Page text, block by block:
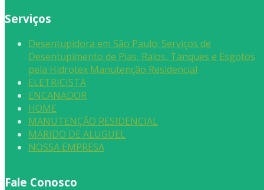
Serviços
Desentupidora em São Paulo: Serviços de
Desentupimento de Pias, Ralos, Tanques e Esgotos
pela Hidrotex Manutenção Residencial
ELETRICISTA
ENCANADOR
HOME
MANUTENÇÃO RESIDENCIAL
MARIDO DE ALUGUEL
NOSSA EMPRESA
Fale Conosco